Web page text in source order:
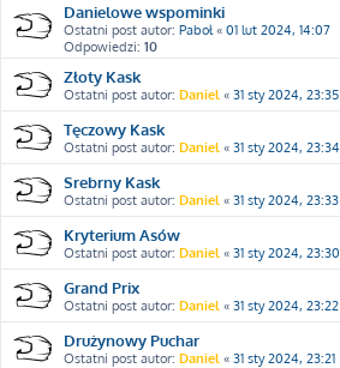
Danielowe wspominki
Ostatni post autor: Paboł« 01 lut 2024, 14:07
Odpowiedzi: 10
Złoty Kask
Ostatni post autor: Daniel « 31 sty 2024, 23:35
Tęczowy Kask
Ostatni post autor: Daniel « 31 sty 2024, 23:34
Srebrny Kask
Ostatni post autor: Daniel « 31 sty 2024, 23:33
Kryterium Asów
Ostatni post autor: Daniel « 31 sty 2024, 23:30
Grand Prix
Ostatni post autor: Daniel « 31 sty 2024, 23:22
Drużynowy Puchar
Ostatni post autor: Daniel « 31 sty 2024, 23:21